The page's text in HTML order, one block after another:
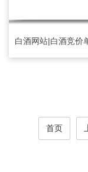
白酒网站|白酒竞价
首页